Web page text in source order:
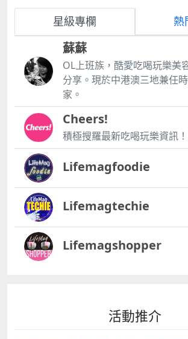
星級專欄 熱
蘇蘇
OL上班族，酷愛吃喝玩樂美
分享。現於中港澳三地兼任
家。
Cheers!
積極搜羅最新吃喝玩樂資訊！
Lifemagfoodie
Lifemagtechie
Lifemagshopper
活動推介